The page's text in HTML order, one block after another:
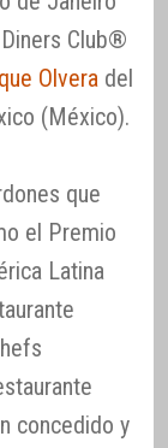
Club®
Olvera del
(México).
que
el Premio
Latina
concedido y